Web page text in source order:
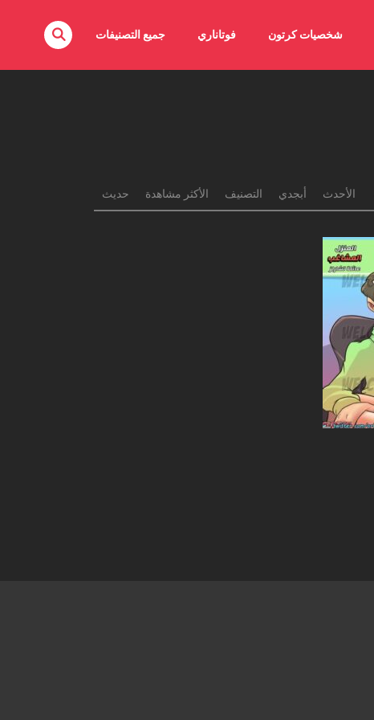
شخصيات كرتون فوتاناري جميع التصنيفات
الأحدث أبجدي التصنيف الأكثر مشاهدة حديث